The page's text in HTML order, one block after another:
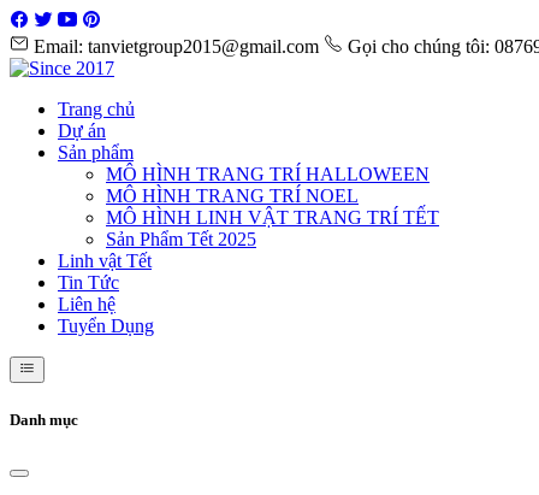
Email: tanvietgroup2015@gmail.com Gọi cho chúng tôi:
Trang chủ
Dự án
Sản phẩm
MÔ HÌNH TRANG TRÍ HALLOWEEN
MÔ HÌNH TRANG TRÍ NOEL
MÔ HÌNH LINH VẬT TRANG TRÍ TẾT
Sản Phẩm Tết 2025
Linh vật Tết
Tin Tức
Liên hệ
Tuyển Dụng
Danh mục